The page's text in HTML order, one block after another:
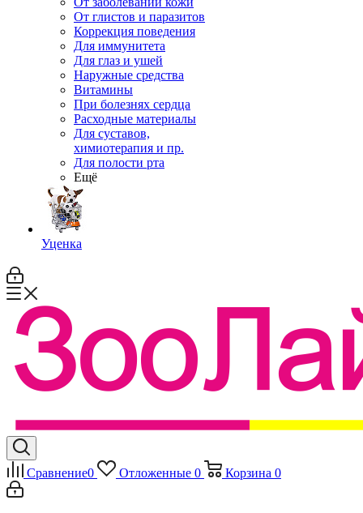
От глистов и паразитов
Коррекция поведения
Для иммунитета
Для глаз и ушей
Наружные средства
Витамины
При болезнях сердца
Расходные материалы
Для суставов,
химиотерапия и пр.
Для полости рта
Ещё
Уценка
Сравнение0 Отложенные 0 Корзина 0